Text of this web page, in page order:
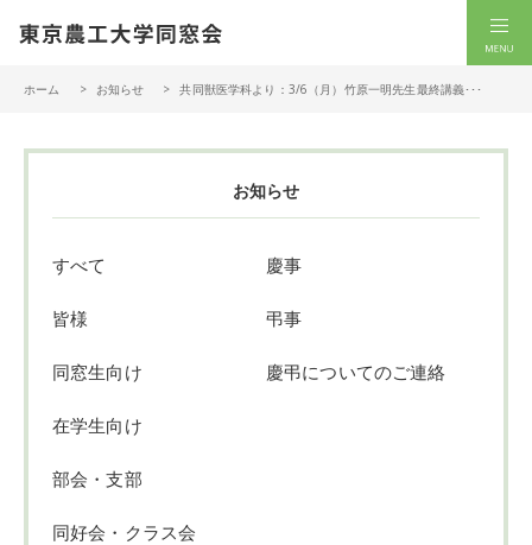
ホーム お知らせ 共同獣医学科より：3/6（月）竹原一明先生最終講義･･･
お知らせ
すべて
皆様
同窓生向け
在学生向け
部会・支部
同好会・クラス会
慶事
弔事
慶弔についてのご連絡